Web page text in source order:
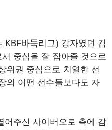
KBF바둑리그) 강자였던 김
중심을 잘 잡아줄 것으로
위권 중심으로 치열한 선
의 어떤 선수들보다도 자
어주신 사이버오로 측에 감